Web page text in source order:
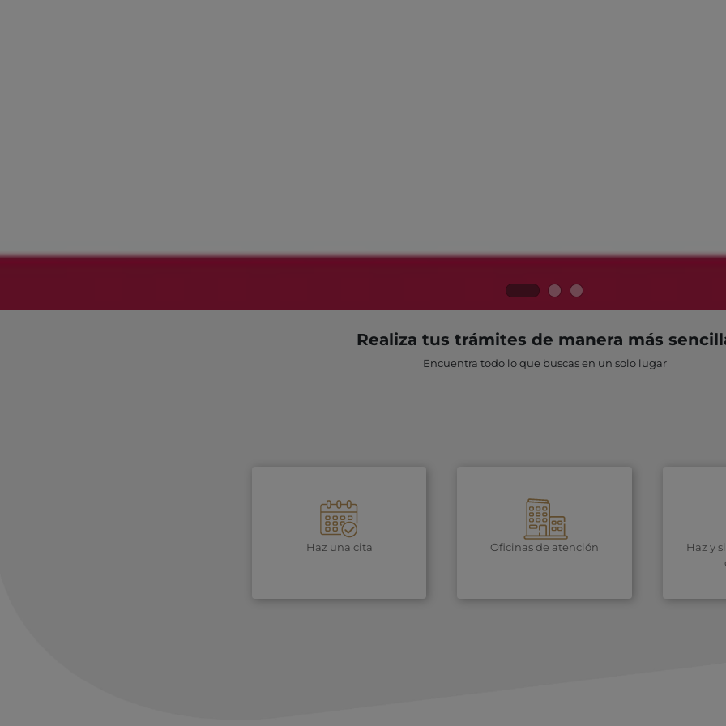
Realiza tus trámites de manera más
Encuentra todo lo que buscas en un solo lugar
Haz una cita Oficinas de atención
Haz y